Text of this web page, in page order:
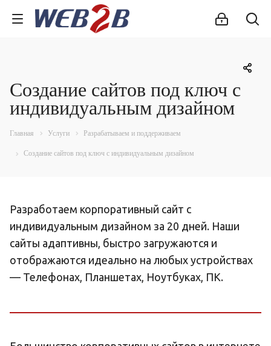
Создание сайтов под ключ с
индивидуальным дизайном
Главная Услуги Разрабатываем и поддерживаем
Создание сайтов под ключ с индивидуальным дизайном
Разработаем корпоративный сайт с
индивидуальным дизайном за 20 дней. Наши
сайты адаптивны, быстро загружаются и
отображаются идеально на любых устройствах
— Телефонах, Планшетах, Ноутбуках, ПК.